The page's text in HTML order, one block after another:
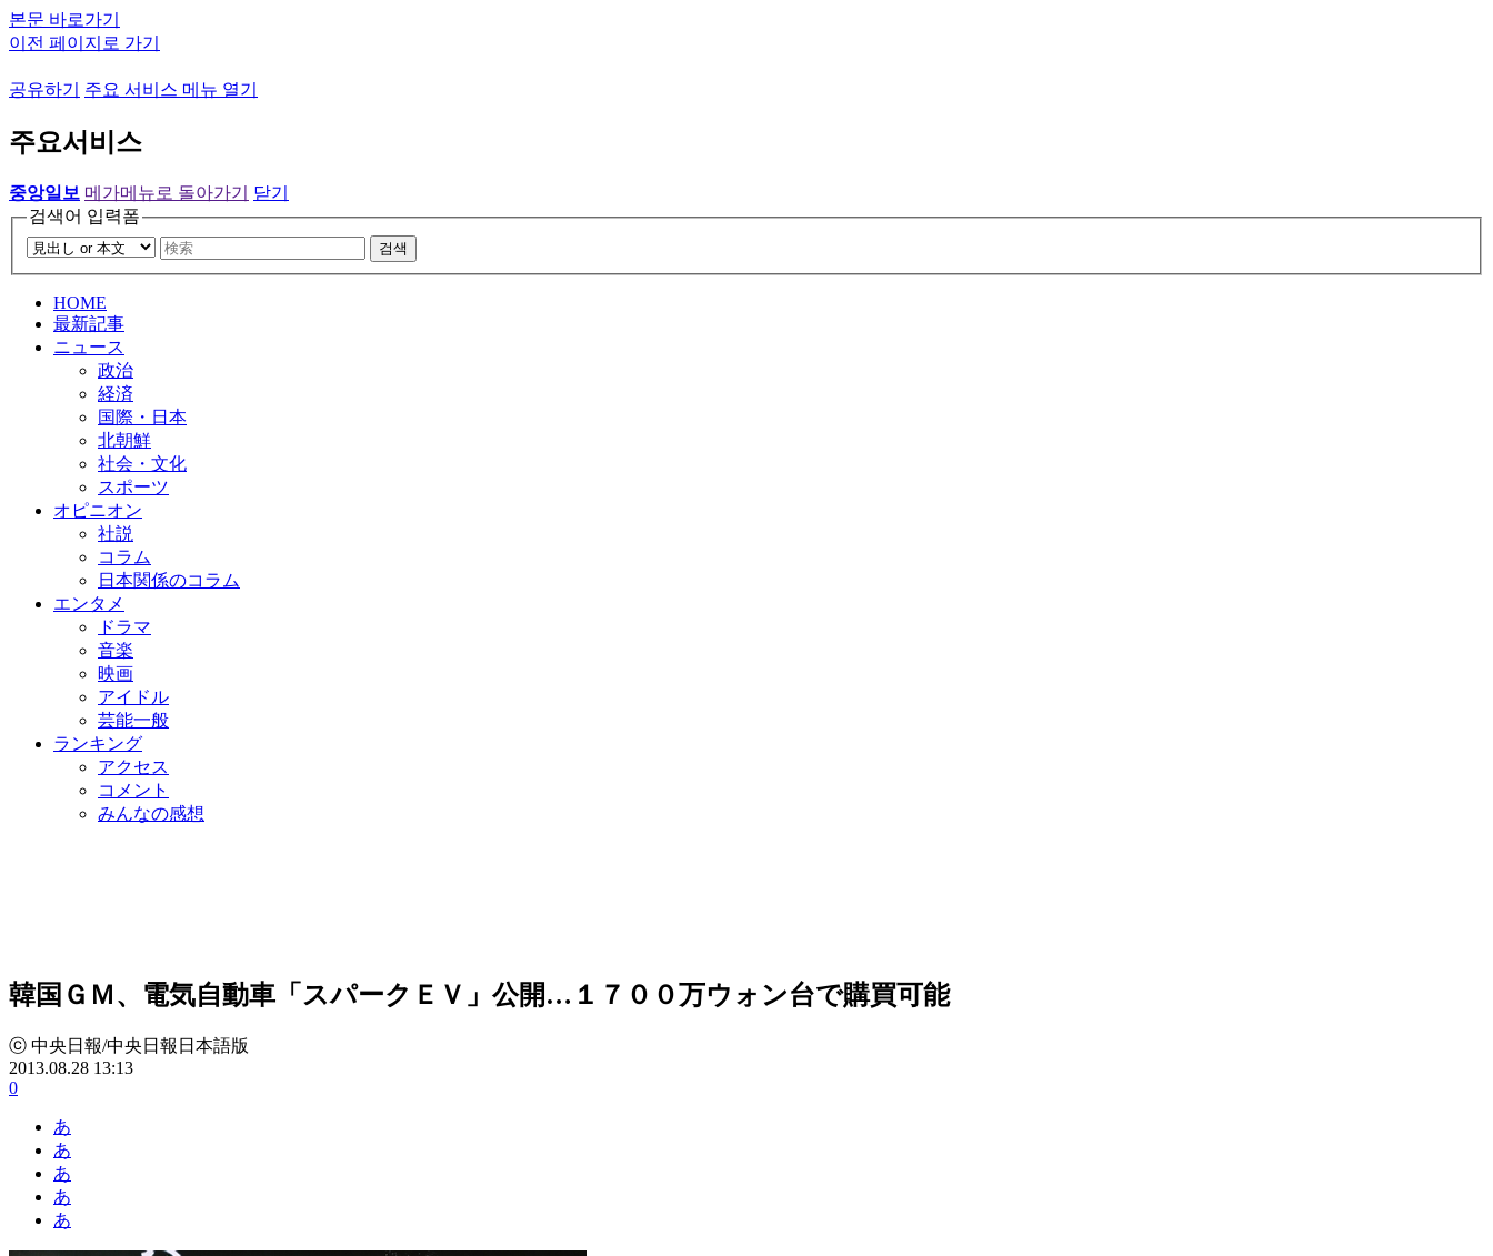
본문 바로가기
이전 페이지로 가기
공유하기 주요 서비스 메뉴 열기
주요서비스
중앙일보 메가메뉴로 돌아가기
닫기
검색어 입력폼
검색
HOME
最新記事
ニュース
政治
経済
国際・日本
北朝鮮
社会・文化
スポーツ
オピニオン
社説
コラム
日本関係のコラム
エンタメ
ドラマ
音楽
映画
アイドル
芸能一般
ランキング
アクセス
コメント
みんなの感想
韓国ＧＭ、電気自動車「スパークＥＶ」公開…１７００万ウォン台で購買可能
ⓒ 中央日報/中央日報日本語版
2013.08.28 13:13
0
あ
あ
あ
あ
あ